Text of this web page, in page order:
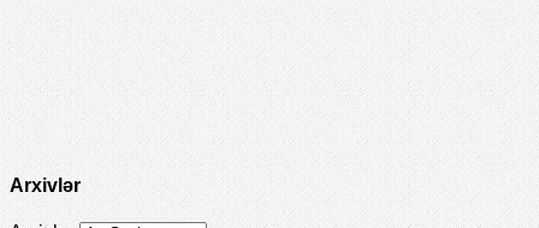
Arxivlər